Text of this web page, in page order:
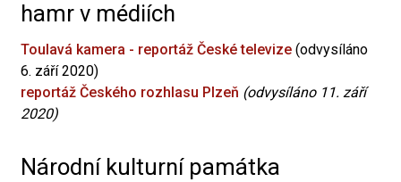
hamr v médiích
Toulavá kamera - reportáž České televize (odvysíláno
6. září 2020)
reportáž Českého rozhlasu Plzeň (odvysíláno 11. září
2020)
Národní kulturní památka